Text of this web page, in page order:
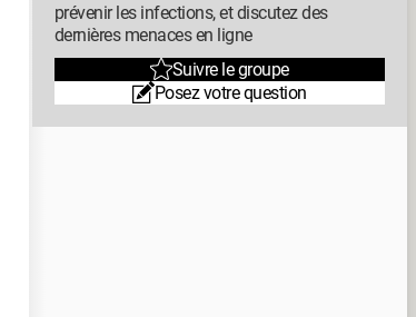
prévenir les infections, et discutez des
dernières menaces en ligne
Suivre le groupe
Posez votre question